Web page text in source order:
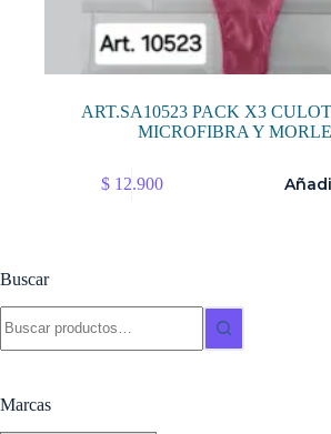
ART.SA10523 PACK X3
MICROFIBRA Y
$12.900
Buscar
Marcas